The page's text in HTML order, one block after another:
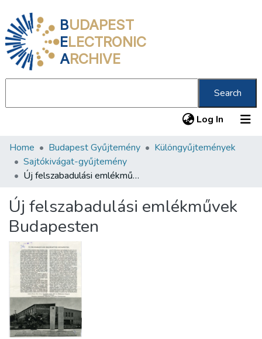
BUDAPEST
ELECTRONIC
ARCHIVE
Search
Log In (current)
Communities & Collections
All of DSpace
Statistics
About us
Home Budapest Gyűjtemény
Különgyűjtemények
Sajtókivágat-gyűjtemény
Új felszabadulási emlékművek Budapesten
Új felszabadulási emlékművek
Budapesten